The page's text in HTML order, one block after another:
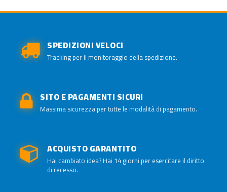
SPEDIZIONI VELOCI
Tracking per il monitoraggio della spedizione.
SITO E PAGAMENTI SICURI
Massima sicurezza per tutte le modalità di pagamento.
ACQUISTO GARANTITO
Hai cambiato idea? Hai 14 giorni per esercitare il diritto
di recesso.